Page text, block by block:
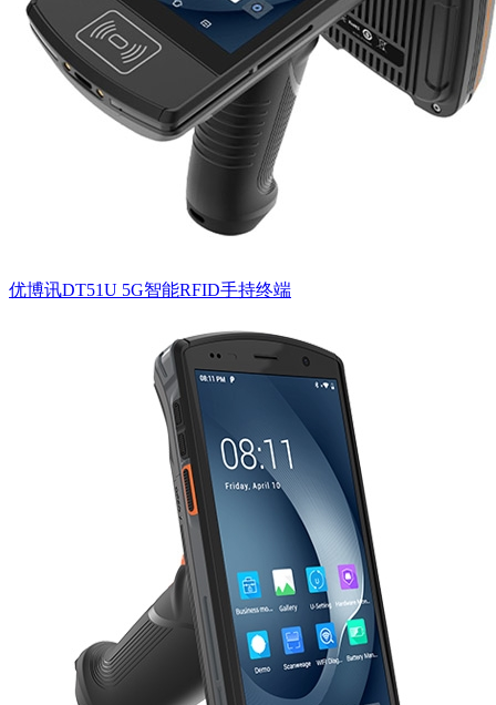
优博讯DT51U 5G智能RFID手持终端